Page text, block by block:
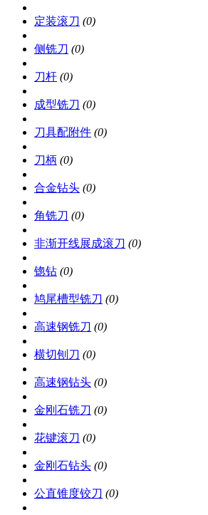
定装滚刀 (0)
侧铣刀 (0)
刀杆 (0)
成型铣刀 (0)
刀具配附件 (0)
刀柄 (0)
合金钻头 (0)
角铣刀 (0)
非渐开线展成滚刀 (0)
锪钻 (0)
鸠尾槽型铣刀 (0)
高速钢铣刀 (0)
横切刨刀 (0)
高速钢钻头 (0)
金刚石铣刀 (0)
花键滚刀 (0)
金刚石钻头 (0)
公直锥度铰刀 (0)